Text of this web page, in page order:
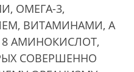
ОМЕГА-3,
ВИТАМИНАМИ, А
АМИНОКИСЛОТ,
СОВЕРШЕННО